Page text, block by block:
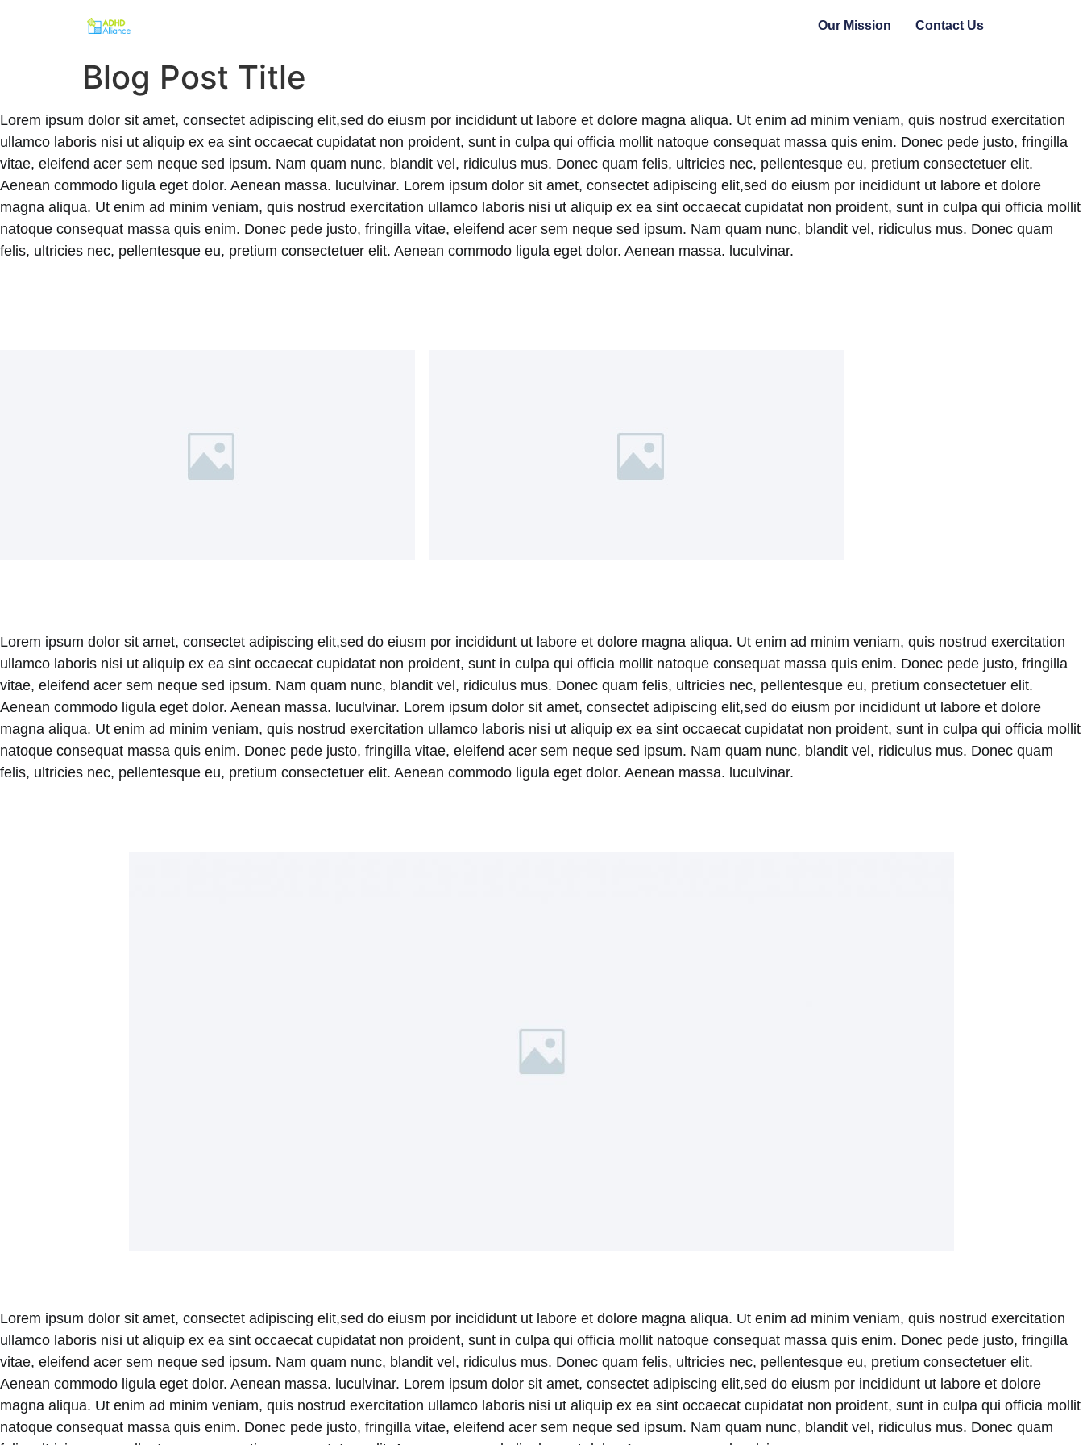
Our Mission Contact Us
Blog Post Title
Lorem ipsum dolor sit amet, consectet adipiscing elit,sed do eiusm por incididunt ut labore et dolore magna aliqua. Ut enim ad minim veniam, quis nostrud exercitation
ullamco laboris nisi ut aliquip ex ea sint occaecat cupidatat non proident, sunt in culpa qui officia mollit natoque consequat massa quis enim. Donec pede justo, fringilla
vitae, eleifend acer sem neque sed ipsum. Nam quam nunc, blandit vel, ridiculus mus. Donec quam felis, ultricies nec, pellentesque eu, pretium consectetuer elit.
Aenean commodo ligula eget dolor. Aenean massa. luculvinar. Lorem ipsum dolor sit amet, consectet adipiscing elit,sed do eiusm por incididunt ut labore et dolore
magna aliqua. Ut enim ad minim veniam, quis nostrud exercitation ullamco laboris nisi ut aliquip ex ea sint occaecat cupidatat non proident, sunt in culpa qui officia mollit
natoque consequat massa quis enim. Donec pede justo, fringilla vitae, eleifend acer sem neque sed ipsum. Nam quam nunc, blandit vel, ridiculus mus. Donec quam
felis, ultricies nec, pellentesque eu, pretium consectetuer elit. Aenean commodo ligula eget dolor. Aenean massa. luculvinar.
Lorem ipsum dolor sit amet, consectet adipiscing elit,sed do eiusm por incididunt ut labore et dolore magna aliqua. Ut enim ad minim veniam, quis nostrud exercitation
ullamco laboris nisi ut aliquip ex ea sint occaecat cupidatat non proident, sunt in culpa qui officia mollit natoque consequat massa quis enim. Donec pede justo, fringilla
vitae, eleifend acer sem neque sed ipsum. Nam quam nunc, blandit vel, ridiculus mus. Donec quam felis, ultricies nec, pellentesque eu, pretium consectetuer elit.
Aenean commodo ligula eget dolor. Aenean massa. luculvinar. Lorem ipsum dolor sit amet, consectet adipiscing elit,sed do eiusm por incididunt ut labore et dolore
magna aliqua. Ut enim ad minim veniam, quis nostrud exercitation ullamco laboris nisi ut aliquip ex ea sint occaecat cupidatat non proident, sunt in culpa qui officia mollit
natoque consequat massa quis enim. Donec pede justo, fringilla vitae, eleifend acer sem neque sed ipsum. Nam quam nunc, blandit vel, ridiculus mus. Donec quam
felis, ultricies nec, pellentesque eu, pretium consectetuer elit. Aenean commodo ligula eget dolor. Aenean massa. luculvinar.
Lorem ipsum dolor sit amet, consectet adipiscing elit,sed do eiusm por incididunt ut labore et dolore magna aliqua. Ut enim ad minim veniam, quis nostrud exercitation
ullamco laboris nisi ut aliquip ex ea sint occaecat cupidatat non proident, sunt in culpa qui officia mollit natoque consequat massa quis enim. Donec pede justo, fringilla
vitae, eleifend acer sem neque sed ipsum. Nam quam nunc, blandit vel, ridiculus mus. Donec quam felis, ultricies nec, pellentesque eu, pretium consectetuer elit.
Aenean commodo ligula eget dolor. Aenean massa. luculvinar. Lorem ipsum dolor sit amet, consectet adipiscing elit,sed do eiusm por incididunt ut labore et dolore
magna aliqua. Ut enim ad minim veniam, quis nostrud exercitation ullamco laboris nisi ut aliquip ex ea sint occaecat cupidatat non proident, sunt in culpa qui officia mollit
natoque consequat massa quis enim. Donec pede justo, fringilla vitae, eleifend acer sem neque sed ipsum. Nam quam nunc, blandit vel, ridiculus mus. Donec quam